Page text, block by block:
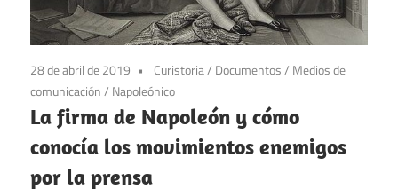
28 de abril de 2019 Curistoria/ Documentos/ Medios de
comunicación/ Napoleónico
La firma de Napoleón y cómo
conocía los movimientos enemigos
por la prensa